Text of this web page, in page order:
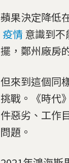
蘋果決定降低
疫情 意識到
擺，鄭州廠房
但來到這個同
挑戰。《時代
件惡劣、工作
問題。